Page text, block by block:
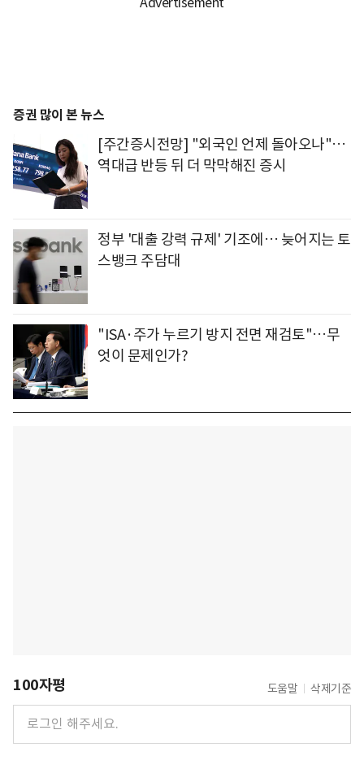
증권 많이 본 뉴스
[주간증시전망] "외국인 언제 돌아오나"…
역대급 반등 뒤 더 막막해진 증시
정부 '대출 강력 규제' 기조에… 늦어지는 토
스뱅크 주담대
"ISA·주가 누르기 방지 전면 재검토"…무
엇이 문제인가?
100자평 도움말 삭제기준